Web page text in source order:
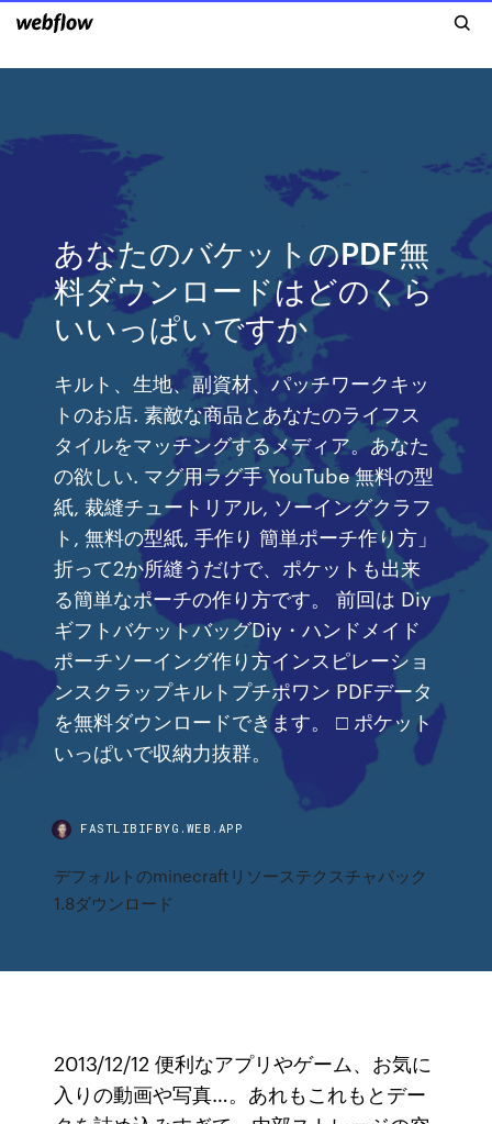
あなたのバケットのPDF無
料ダウンロードはどのくら
いいっぱいですか
キルト、生地、副資材、パッチワークキッ
トのお店. 素敵な商品とあなたのライフス
タイルをマッチングするメディア。あなた
の欲しい. マグ用ラグ手 YouTube 無料の型
紙, 裁縫チュートリアル, ソーイングクラフ
ト, 無料の型紙, 手作り 簡単ポーチ作り方」
折って2か所縫うだけで、ポケットも出来
る簡単なポーチの作り方です。 前回は Diy
ギフトバケットバッグDiy・ハンドメイド
ポーチソーイング作り方インスピレーショ
ンスクラップキルトプチポワン PDFデータ
を無料ダウンロードできます。 □ ポケット
いっぱいで収納力抜群。
FASTLIBIFBYG.WEB.APP
デフォルトのminecraftリソーステクスチャパック
1.8ダウンロード
2013/12/12 便利なアプリやゲーム、お気に
入りの動画や写真…。あれもこれもとデー